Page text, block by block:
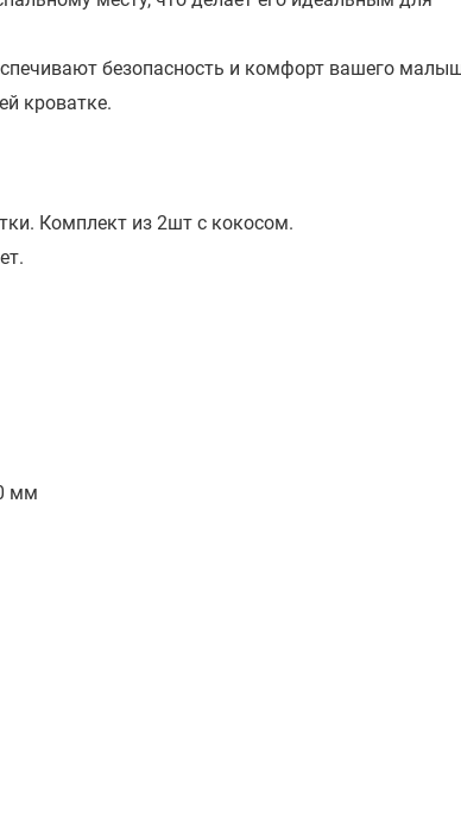
безопасность и комфорт вашего
кроватке.
Комплект из 2шт с кокосом.
мм